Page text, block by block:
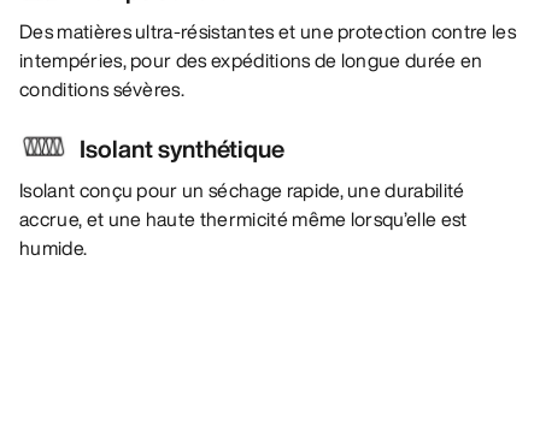
Des matières ultra-résistantes et une protection contre les
intempéries, pour des expéditions de longue durée en
conditions sévères.
Isolant synthétique
Isolant conçu pour un séchage rapide, une durabilité
accrue, et une haute thermicité même lorsqu’elle est
humide.